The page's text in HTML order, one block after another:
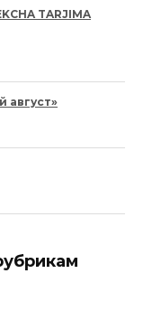
TARJIMA
август»